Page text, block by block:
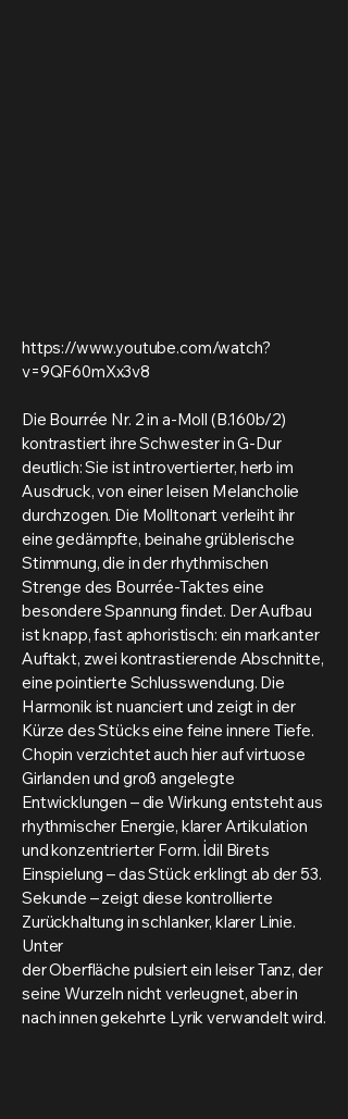
https://www.youtube.com/watch?
v=9QF60mXx3v8
Die Bourrée Nr. 2 in a-Moll (B.160b/2)
kontrastiert ihre Schwester in G-Dur
deutlich: Sie ist introvertierter, herb im
Ausdruck, von einer leisen Melancholie
durchzogen. Die Molltonart verleiht ihr
eine gedämpfte, beinahe grüblerische
Stimmung, die in der rhythmischen
Strenge des Bourrée-Taktes eine
besondere Spannung findet. Der Aufbau
ist knapp, fast aphoristisch: ein markanter
Auftakt, zwei kontrastierende Abschnitte,
eine pointierte Schlusswendung. Die
Harmonik ist nuanciert und zeigt in der
Kürze des Stücks eine feine innere Tiefe.
Chopin verzichtet auch hier auf virtuose
Girlanden und groß angelegte
Entwicklungen – die Wirkung entsteht aus
rhythmischer Energie, klarer Artikulation
und konzentrierter Form. İdil Birets
Einspielung – das Stück erklingt ab der 53.
Sekunde – zeigt diese kontrollierte
Zurückhaltung in schlanker, klarer Linie.
Unter
der Oberfläche pulsiert ein leiser Tanz, der
seine Wurzeln nicht verleugnet, aber in
nach innen gekehrte Lyrik verwandelt wird.